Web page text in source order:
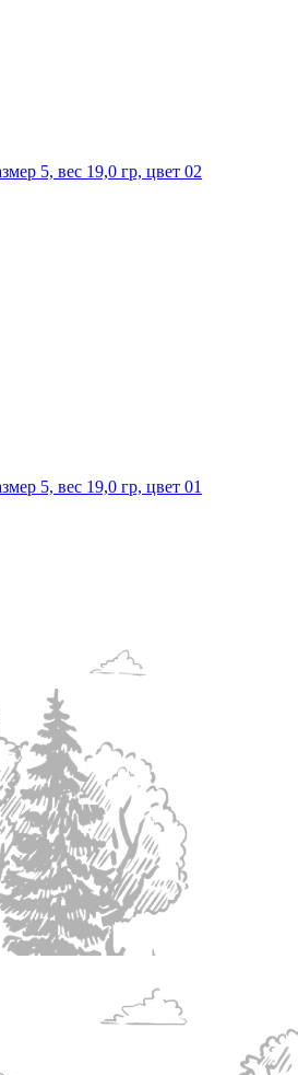
5, вес 19,0 гр, цвет 02
5, вес 19,0 гр, цвет 01